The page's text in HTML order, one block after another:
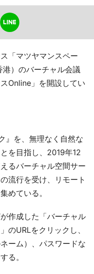
「マツヤマンスペー
）のバーチャル会議
Online」を開設してい
』を、無理なく自然な
を目指し、2019年12
るバーチャル空間サー
流行を受け、リモート
めている。
作成した「バーチャル
のURLをクリックし、
ーム）、パスワードな
る。